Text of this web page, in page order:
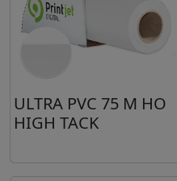
ULTRA PVC 75 M HO
HIGH TACK